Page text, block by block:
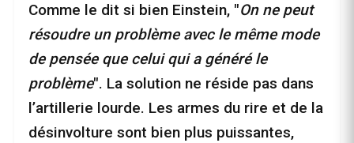
Comme le dit si bien Einstein, "On ne peut
résoudre un problème avec le même mode
de pensée que celui qui a généré le
problème". La solution ne réside pas dans
l’artillerie lourde. Les armes du rire et de la
désinvolture sont bien plus puissantes,